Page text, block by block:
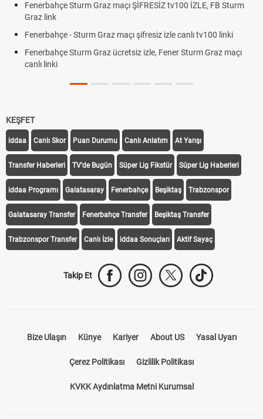
Sturm Graz maçı ŞİFRESİZ tv100 İZLE, FB Sturm
- Sturm Graz maçı şifresiz izle canlı tv100 linki
Sturm Graz ücretsiz izle, Fener Sturm Graz maçı
KEŞFET
iddaa Canlı Skor Puan Durumu Canlı Anlatım At Yarışı
Transfer Haberleri TV'de Bugün Süper Lig Fikstür Süper Lig Haberleri
iddaa Programı Galatasaray Fenerbahçe Beşiktaş Trabzonspor
Galatasaray Transfer Fenerbahçe Transfer Beşiktaş Transfer
Canlı İzle iddaa Sonuçları Aktif Sayaç
Künye Kariyer About US
Çerez Politikası Gizlilik Politikası